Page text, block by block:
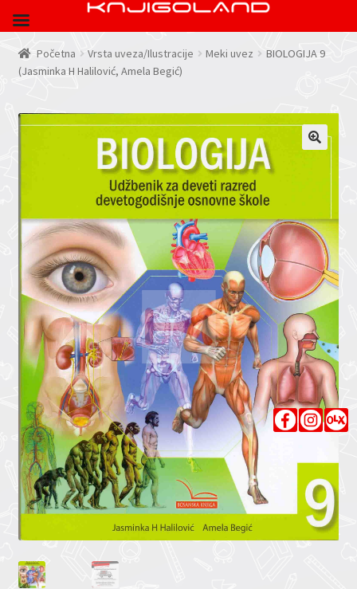
Početna Vrsta uveza/Ilustracije Meki uvez
BIOLOGIJA 9
(Jasminka H Halilović, Amela Begić)